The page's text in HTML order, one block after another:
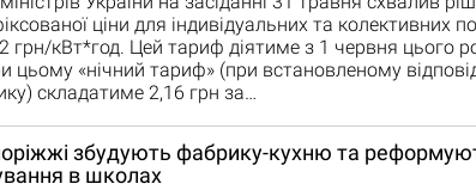
ціни для індивідуальних та колективних
грн/кВт*год. Цей тариф діятиме з 1 червня цього
цьому «нічний тариф» (при встановленому
складатиме 2,16 грн за…
збудують фабрику-кухню та
в школах